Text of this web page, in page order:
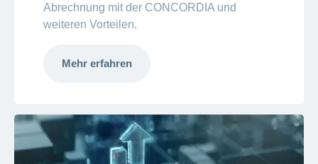
Abrechnung mit der CONCORDIA und
weiteren Vorteilen.
Mehr erfahren